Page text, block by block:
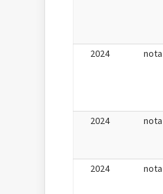
2024 nota
2024 nota
2024 nota